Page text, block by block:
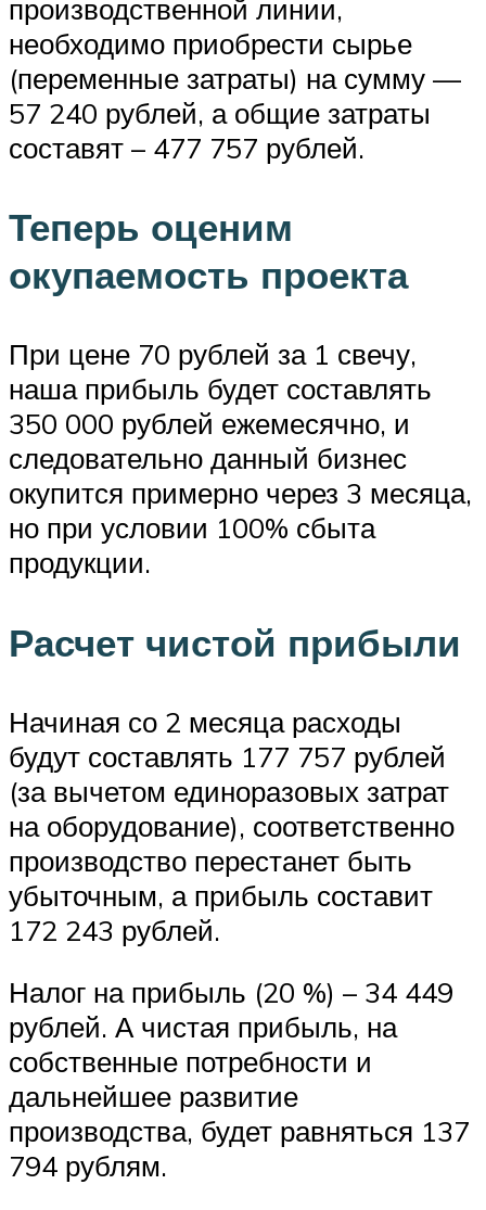
производственной линии,
необходимо приобрести сырье
(переменные затраты) на сумму —
57 240 рублей, а общие затраты
составят – 477 757 рублей.
Теперь оценим
окупаемость проекта
При цене 70 рублей за 1 свечу,
наша прибыль будет составлять
350 000 рублей ежемесячно, и
следовательно данный бизнес
окупится примерно через 3 месяца,
но при условии 100% сбыта
продукции.
Расчет чистой прибыли
Начиная со 2 месяца расходы
будут составлять 177 757 рублей
(за вычетом единоразовых затрат
на оборудование), соответственно
производство перестанет быть
убыточным, а прибыль составит
172 243 рублей.
Налог на прибыль (20 %) – 34 449
рублей. А чистая прибыль, на
собственные потребности и
дальнейшее развитие
производства, будет равняться 137
794 рублям.